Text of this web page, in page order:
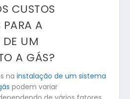
CUSTOS
PARA A
UM
A GÁS?
nainstalação de um sistema
podem variar